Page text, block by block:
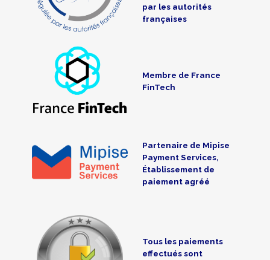
par les autorités
françaises
Membre de France
FinTech
Partenaire de Mipise
Payment Services,
Établissement de
paiement agréé
Tous les paiements
effectués sont